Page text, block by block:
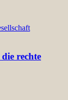
rechte